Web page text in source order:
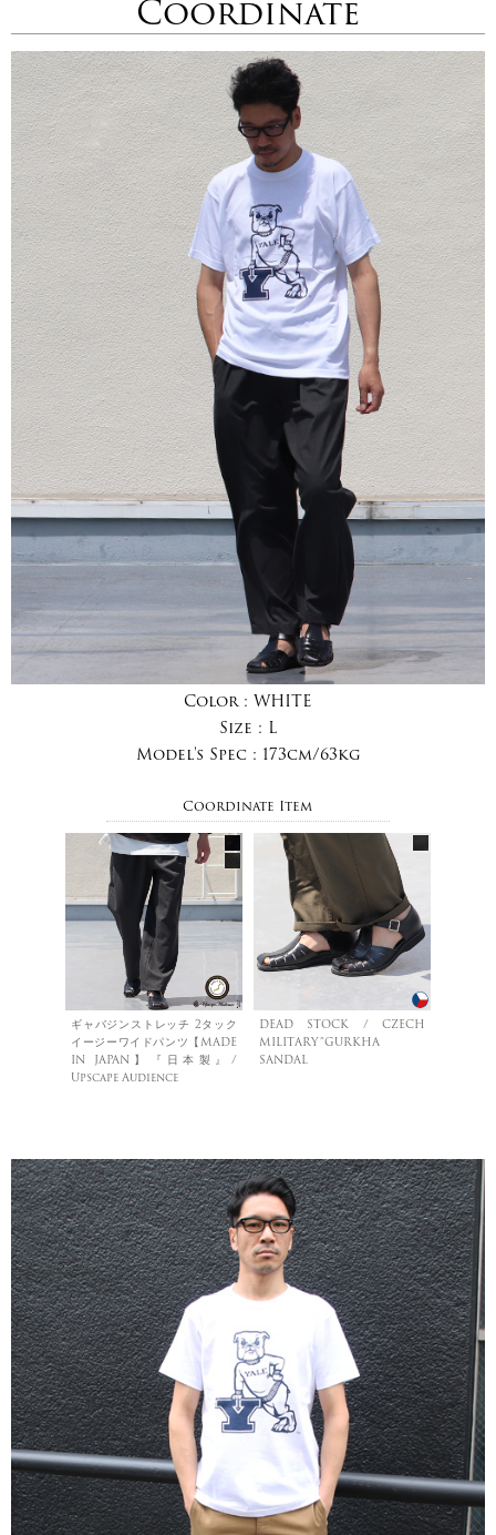
Coordinate
Color : WHITE
Size : L
Model's Spec : 173cm/63kg
Coordinate Item
ギャバジンストレッチ 2タック
イージーワイドパンツ【MADE
IN JAPAN】『日本製』/
Upscape Audience
DEAD STOCK / CZECH
MILITARY”GURKHA
SANDAL